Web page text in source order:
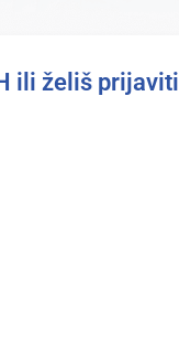
ili želiš prijaviti